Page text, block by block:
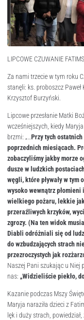
LIPCOWE CZUWANIE
Za nami trzecie w tym roku
stanęli: ks. proboszcz
Krzysztof Burzyński.
Lipcowe przesłanie Matki
wcześniejszych, kiedy
brzmi: „…Przy tych ostatnich
poprzednich miesiącach.
zobaczyliśmy jakby morze
dusze w ludzkich
węgli, które pływały w tym
wysoko wewnątrz płomieni
wielkiego pożaru, lekkie
przeraźliwych krzyków,
zgrozy. (Na ten widok
Diabli odróżniali się od
do wzbudzających strach
przezroczystych jak
Naszej Pani szukając u Niej
nas: „Widzieliście piekło,
Kazanie podczas Mszy
Maryja naraziła dzieci z
lęk i duży strach,